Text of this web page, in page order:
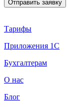
Тарифы
Приложения 1С
Бухгалтерам
О нас
Блог